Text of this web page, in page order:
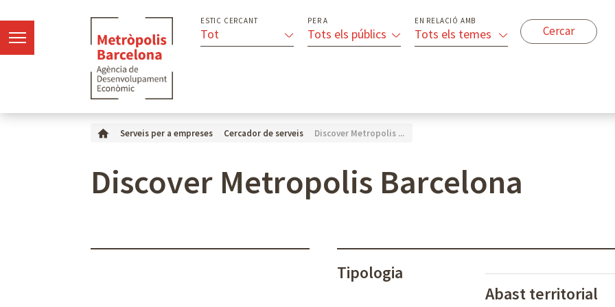
ESTIC CERCANT
Tot
PER A
Tots els públics
EN RELACIÓ AMB
Tots els temes
Serveis per a empreses Cercador de serveis Discover Metropolis ...
Discover Metropolis Barcelona
Tipologia
Abast territorial